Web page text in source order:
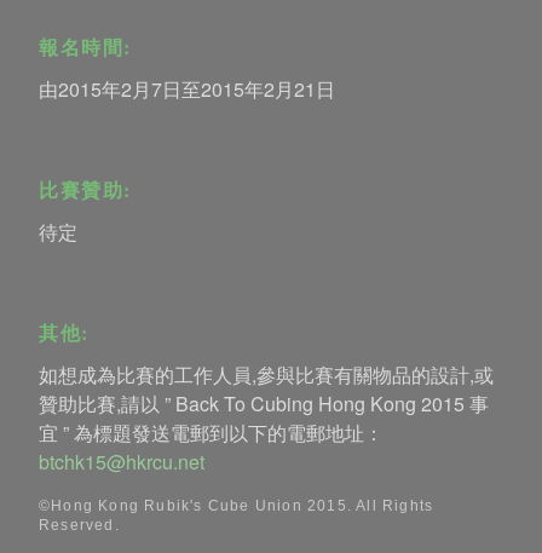
報名時間:
由2015年2月7日至2015年2月21日
比賽贊助:
待定
其他:
如想成為比賽的工作人員,參與比賽有關物品的設計,或
贊助比賽,請以 ” Back To Cubing Hong Kong 2015 事
宜 ” 為標題發送電郵到以下的電郵地址：
btchk15@hkrcu.net
©Hong Kong Rubik's Cube Union 2015. All Rights
Reserved.